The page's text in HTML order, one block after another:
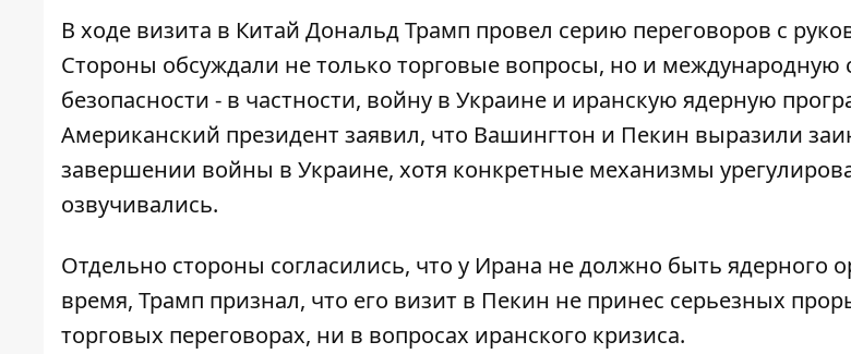
В ходе визита в Китай Дональд Трамп провел серию переговоров с
Стороны обсуждали не только торговые вопросы, но и международную
безопасности - в частности, войну в Украине и иранскую ядерную
Американский президент заявил, что Вашингтон и Пекин выразили
завершении войны в Украине, хотя конкретные механизмы
озвучивались.
Отдельно стороны согласились, что у Ирана не должно быть ядерного
время, Трамп признал, что его визит в Пекин не принес серьезных
торговых переговорах, ни в вопросах иранского кризиса.